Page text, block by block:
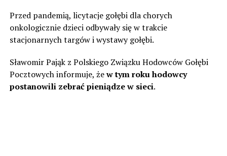
Przed pandemią, licytacje gołębi dla chorych
onkologicznie dzieci odbywały się w trakcie
stacjonarnych targów i wystawy gołębi.
Sławomir Pająk z Polskiego Związku Hodowców Gołębi
Pocztowych informuje, żew tym roku hodowcy
postanowili zebrać pieniądze w sieci.